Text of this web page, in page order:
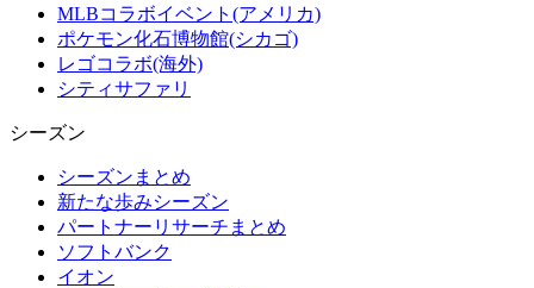
MLBコラボイベント(アメリカ)
ポケモン化石博物館(シカゴ)
レゴコラボ(海外)
シティサファリ
シーズン
シーズンまとめ
新たな歩みシーズン
パートナーリサーチまとめ
ソフトバンク
イオン